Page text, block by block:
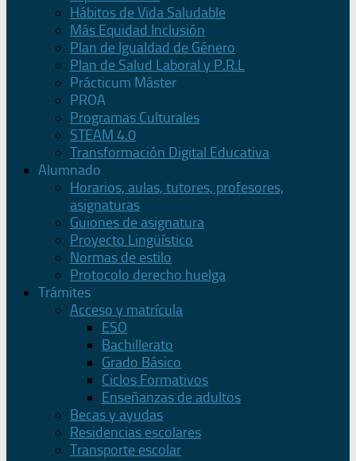
Hábitos de Vida Saludable
Más Equidad Inclusión
Plan de Igualdad de Género
Plan de Salud Laboral y P.R.L
Prácticum Máster
PROA
Programas Culturales
STEAM 4.0
Transformación Digital Educativa
Alumnado
Horarios, aulas, tutores, profesores,
asignaturas
Guiones de asignatura
Proyecto Lingüístico
Normas de estilo
Protocolo derecho huelga
Trámites
Acceso y matrícula
ESO
Bachillerato
Grado Básico
Ciclos Formativos
Enseñanzas de adultos
Becas y ayudas
Residencias escolares
Transporte escolar